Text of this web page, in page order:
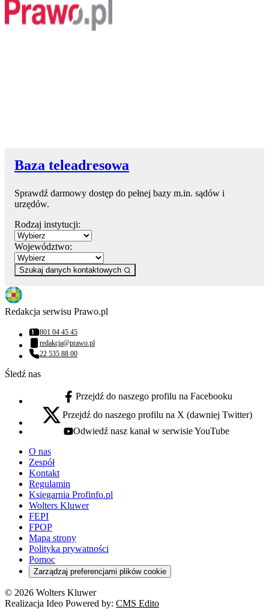
Baza teleadresowa
Sprawdź darmowy dostęp do pełnej bazy m.in. sądów i
urzędów.
Rodzaj instytucji:
Województwo:
Szukaj danych kontaktowych
Redakcja serwisu Prawo.pl
Numer telefonu:
801 04 45 45
Adres email:
redakcja@prawo.pl
Numer telefonu:
22 535 88 00
Śledź nas
facebook - otwiera się w nowej karcie
Przejdź do naszego profilu na Facebooku
x - otwiera się w nowej karcie
Przejdź do naszego profilu na X (dawniej Twitter)
youtube - otwiera się w nowej karcie
Odwiedź nasz kanał w serwisie YouTube
O nas
Zespół
Kontakt
Regulamin
Księgarnia Profinfo.pl
Wolters Kluwer
FEPI
FPOP
Mapa strony
Polityka prywatności
Pomoc
Zarządzaj preferencjami plików cookie
© 2026 Wolters Kluwer
Realizacja Ideo Powered by: CMS Edito